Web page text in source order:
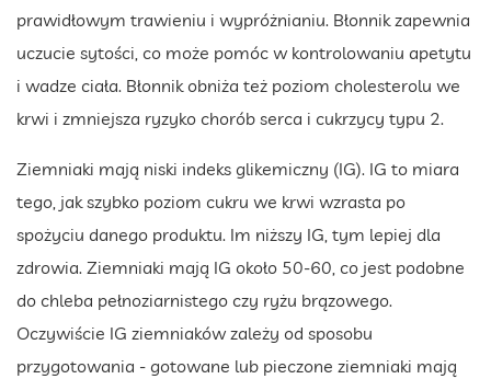
prawidłowym trawieniu i wypróżnianiu. Błonnik zapewnia
uczucie sytości, co może pomóc w kontrolowaniu apetytu
i wadze ciała. Błonnik obniża też poziom cholesterolu we
krwi i zmniejsza ryzyko chorób serca i cukrzycy typu 2.
Ziemniaki mają niski indeks glikemiczny (IG). IG to miara
tego, jak szybko poziom cukru we krwi wzrasta po
spożyciu danego produktu. Im niższy IG, tym lepiej dla
zdrowia. Ziemniaki mają IG około 50-60, co jest podobne
do chleba pełnoziarnistego czy ryżu brązowego.
Oczywiście IG ziemniaków zależy od sposobu
przygotowania - gotowane lub pieczone ziemniaki mają